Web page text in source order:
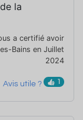
la
a certifié avoir
Bains en Juillet
2024
Avis utile ? 1